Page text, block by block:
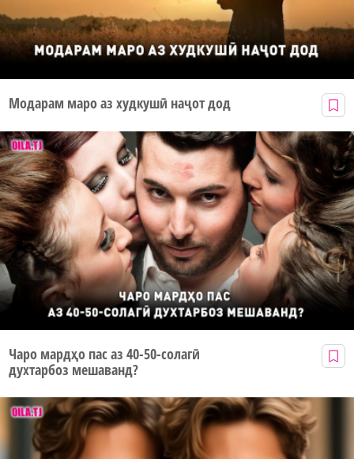
Модарам маро аз худкушӣ наҷот дод
Чаро мардҳо пас аз 40-50-солагӣ
духтарбоз мешаванд?